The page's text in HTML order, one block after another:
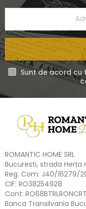
Sunt de acord cu
ROMANTIC HOME SRL
Bucuresti, strada Herța
Reg. Com: J40/16279/
CIF: RO38254928
Cont:
Banca Transilvania